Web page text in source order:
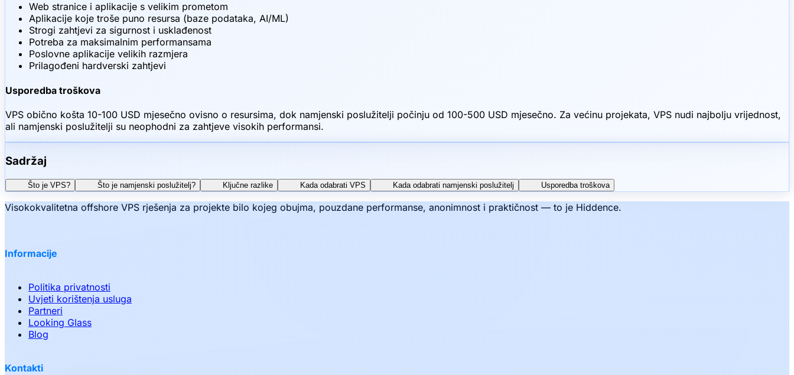
Web stranice i aplikacije s velikim prometom
Aplikacije koje troše puno resursa (baze podataka, AI/ML)
Strogi zahtjevi za sigurnost i usklađenost
Potreba za maksimalnim performansama
Poslovne aplikacije velikih razmjera
Prilagođeni hardverski zahtjevi
Usporedba troškova
VPS obično košta 10-100 USD mjesečno ovisno o resursima, dok namjenski poslužitelji počinju od 100-500 USD mjesečno. Za većinu projekata, VPS nudi najbolju vrijednost,
ali namjenski poslužitelji su neophodni za zahtjeve visokih performansi.
Sadržaj
Što je VPS? Što je namjenski poslužitelj? Ključne razlike Kada odabrati VPS Kada odabrati namjenski poslužitelj Usporedba troškova
Visokokvalitetna offshore VPS rješenja za projekte bilo kojeg obujma, pouzdane performanse, anonimnost i praktičnost — to je Hiddence.
Informacije
Politika privatnosti
Uvjeti korištenja usluga
Partneri
Looking Glass
Blog
Kontakti